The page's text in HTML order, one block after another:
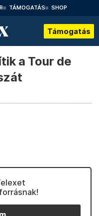
TÁMOGATÁS SHOP
Támogatás
a Tour de